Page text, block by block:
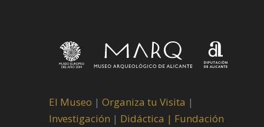
El Museo | Organiza tu Visita |
Investigación | Didáctica | Fundación